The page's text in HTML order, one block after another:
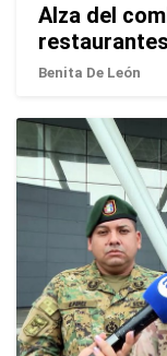
Alza del
restaurantes
Benita De León